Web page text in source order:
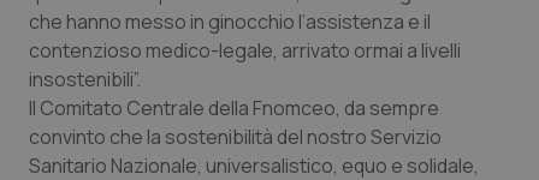
Calabria
Campania
Emilia-Romagna
Asma & BPCO
Car-T
Colesterolo & coronaropatie
che hanno messo in ginocchio l’assistenza e il
contenzioso medico-legale, arrivato ormai a livelli
insostenibili”.
Il Comitato Centrale della Fnomceo, da sempre
convinto che la sostenibilità del nostro Servizio
Sanitario Nazionale, universalistico, equo e solidale,